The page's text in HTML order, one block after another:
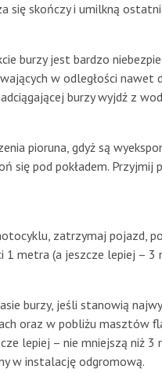
się skończy i umilkną
burzy jest bardzo
w odległości
burzy wyjdź z
pioruna, gdyż są
się pod pokładem.
zatrzymaj pojazd,
1 metra (a jeszcze lepiej –
burzy, jeśli stanowią
oraz w pobliżu
lepiej – nie mniejszą niż
w instalację odgromową.